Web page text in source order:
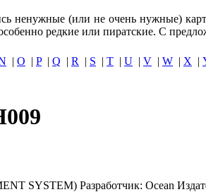
ненужные (или не очень нужные)
редкие или пиратские. С
| O | P| Q | R | S | T | U | V | W | X |
SYSTEM) Разработчик: Ocean